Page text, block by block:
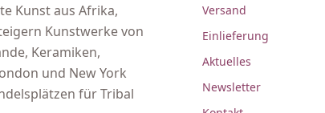
Kunst aus Afrika,
Kunstwerke von
Keramiken,
und New York
für Tribal
Versand
Einlieferung
Aktuelles
Newsletter